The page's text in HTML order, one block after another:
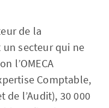
de la
secteur qui ne
l’OMECA
Comptable,
de l’Audit), 30 000